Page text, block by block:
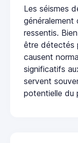
Les séismes
généralement
ressentis.
être détectés
causent
significatifs
servent
potentielle du